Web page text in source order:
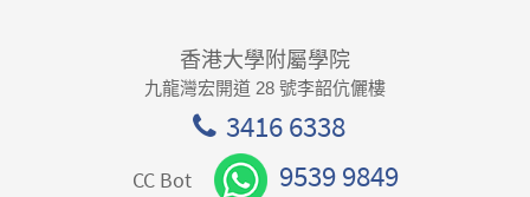
香港大學附屬學院
九龍灣宏開道 28 號李韶伉儷樓
3416 6338
CC Bot 9539 9849